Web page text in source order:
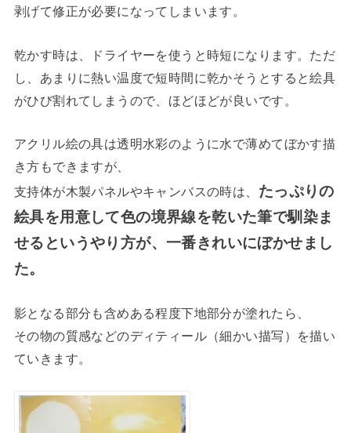
剥げて修正が必要になってしまいます。
乾かす時は、ドライヤーを使うと時短になります。ただ
し、あまりに熱い温度で短時間に乾かそうとすると絵具
がひび割れてしまうので、ほどほどが良いです。
アクリル絵の具は透明水彩のように水で薄めてぼかす描
き方もできますが、
支持体が木製パネルやキャンバスの時は、 たっぷりの
絵具を用意して色の境界線を乾いた筆で馴染ま
せるというやり方が、一番きれいにぼかせまし
た。
影となる部分も含めある程度下地部分が塗れたら、
その物の質感などのディティール（細かい描写）を描い
ていきます。